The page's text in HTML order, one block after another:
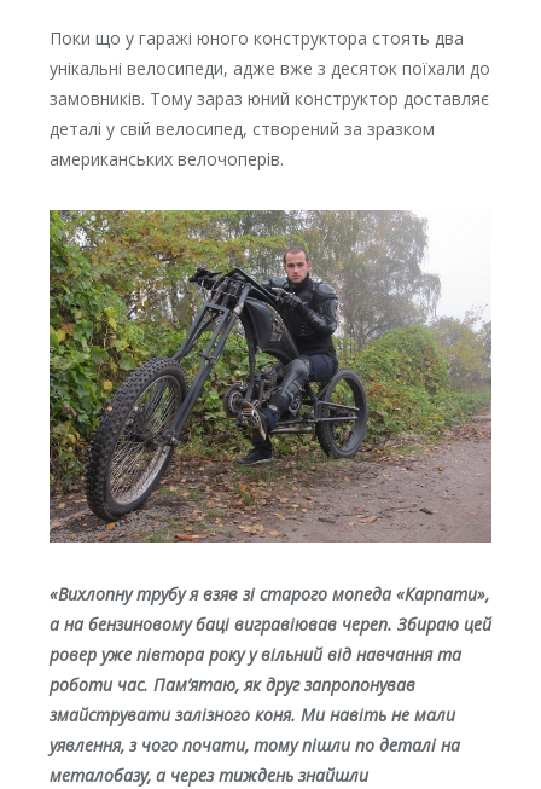
Поки що у гаражі юного конструктора стоять два
унікальні велосипеди, адже вже з десяток поїхали до
замовників. Тому зараз юний конструктор доставляє
деталі у свій велосипед, створений за зразком
американських велочоперів.
«Вихлопну трубу я взяв зі старого мопеда «Карпати»,
а на бензиновому баці вигравіював череп. Збираю цей
ровер уже півтора року у вільний від навчання та
роботи час. Пам’ятаю, як друг запропонував
змайструвати залізного коня. Ми навіть не мали
уявлення, з чого почати, тому пішли по деталі на
металобазу, а через тиждень знайшли